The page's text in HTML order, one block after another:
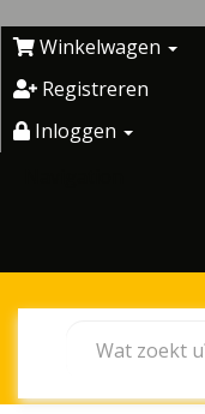
to
content
Winkelwagen
Registreren
Inloggen